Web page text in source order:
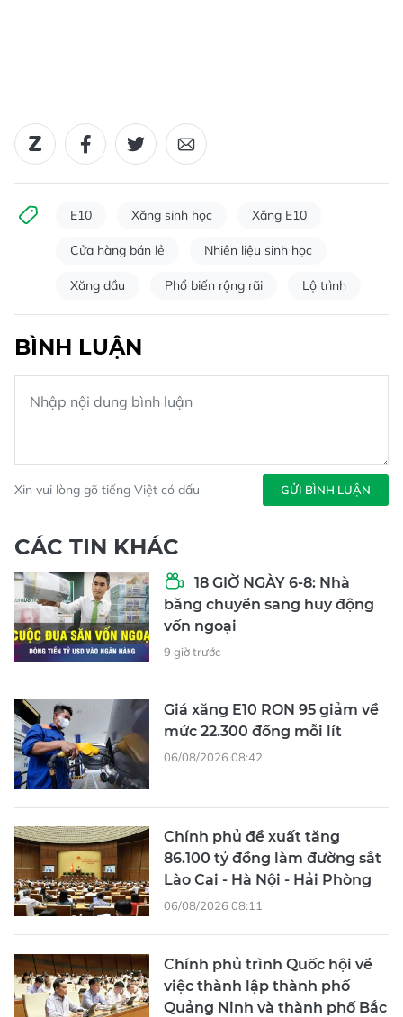
E10 Xăng sinh học Xăng E10
Cửa hàng bán lẻ Nhiên liệu sinh học
Xăng dầu Phổ biến rộng rãi Lộ trình
BÌNH LUẬN
Xin vui lòng gõ tiếng Việt có dấu GỬI BÌNH LUẬN
CÁC TIN KHÁC
18 GIỜ NGÀY 6-8: Nhà
băng chuyển sang huy động
vốn ngoại
9 giờ trước
Giá xăng E10 RON 95 giảm về
mức 22.300 đồng mỗi lít
06/08/2026 08:42
Chính phủ đề xuất tăng
86.100 tỷ đồng làm đường sắt
Lào Cai - Hà Nội - Hải Phòng
06/08/2026 08:11
Chính phủ trình Quốc hội về
việc thành lập thành phố
Quảng Ninh và thành phố Bắc